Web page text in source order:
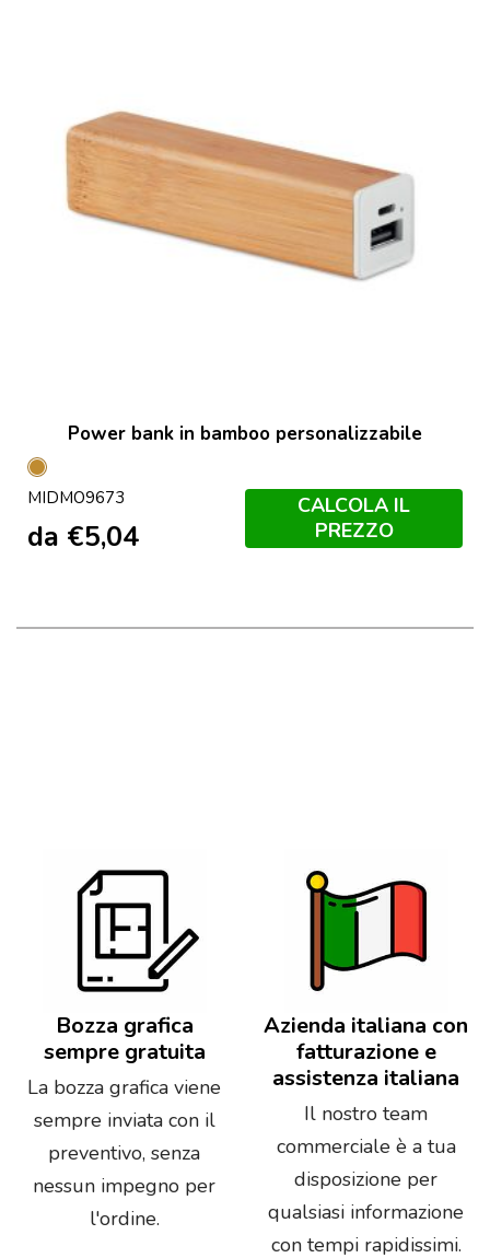
Power bank in bamboo personalizzabile
Legno
MIDMO9673
da €5,04
CALCOLA IL
PREZZO
Bozza grafica
sempre gratuita
La bozza grafica viene
sempre inviata con il
preventivo, senza
nessun impegno per
l'ordine.
Azienda italiana con
fatturazione e
assistenza italiana
Il nostro team
commerciale è a tua
disposizione per
qualsiasi informazione
con tempi rapidissimi.